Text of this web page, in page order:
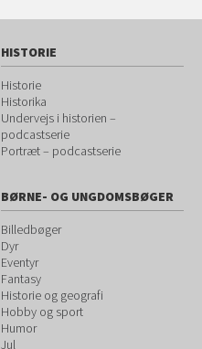
HISTORIE
Historie
Historika
Undervejs i historien –
podcastserie
Portræt – podcastserie
BØRNE- OG UNGDOMSBØGER
Billedbøger
Dyr
Eventyr
Fantasy
Historie og geografi
Hobby og sport
Humor
Jul